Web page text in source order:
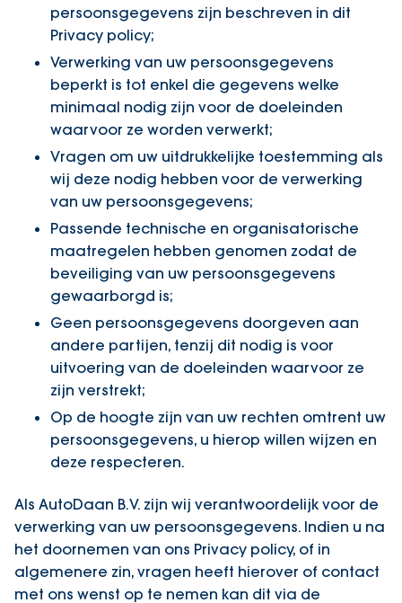
persoonsgegevens zijn beschreven in dit
Privacy policy;
Verwerking van uw persoonsgegevens
beperkt is tot enkel die gegevens welke
minimaal nodig zijn voor de doeleinden
waarvoor ze worden verwerkt;
Vragen om uw uitdrukkelijke toestemming als
wij deze nodig hebben voor de verwerking
van uw persoonsgegevens;
Passende technische en organisatorische
maatregelen hebben genomen zodat de
beveiliging van uw persoonsgegevens
gewaarborgd is;
Geen persoonsgegevens doorgeven aan
andere partijen, tenzij dit nodig is voor
uitvoering van de doeleinden waarvoor ze
zijn verstrekt;
Op de hoogte zijn van uw rechten omtrent uw
persoonsgegevens, u hierop willen wijzen en
deze respecteren.
Als AutoDaan B.V. zijn wij verantwoordelijk voor de
verwerking van uw persoonsgegevens. Indien u na
het doornemen van ons Privacy policy, of in
algemenere zin, vragen heeft hierover of contact
met ons wenst op te nemen kan dit via de